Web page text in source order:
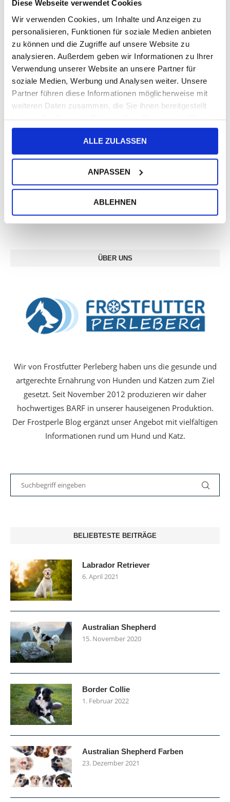
Diese Webseite verwendet Cookies
Wir verwenden Cookies, um Inhalte und Anzeigen zu
personalisieren, Funktionen für soziale Medien anbieten
zu können und die Zugriffe auf unsere Website zu
analysieren. Außerdem geben wir Informationen zu Ihrer
Verwendung unserer Website an unsere Partner für
soziale Medien, Werbung und Analysen weiter. Unsere
Partner führen diese Informationen möglicherweise mit
weiteren Daten zusammen, die Sie ihnen bereitgestellt
gesammelt haben.
ALLE ZULASSEN
ANPASSEN
ABLEHNEN
GEBURTSTAGSHERZEN
ÜBER UNS
Wir von Frostfutter Perleberg haben uns die gesunde und
artgerechte Ernährung von Hunden und Katzen zum Ziel
gesetzt. Seit November 2012 produzieren wir daher
hochwertiges BARF in unserer hauseigenen Produktion.
Der Frostperle Blog ergänzt unser Angebot mit vielfältigen
Informationen rund um Hund und Katz.
BELIEBTESTE BEITRÄGE
Labrador Retriever
6. April 2021
Australian Shepherd
15. November 2020
Border Collie
1. Februar 2022
Australian Shepherd Farben
23. Dezember 2021